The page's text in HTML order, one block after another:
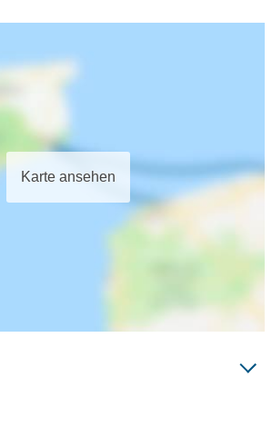
Karte ansehen